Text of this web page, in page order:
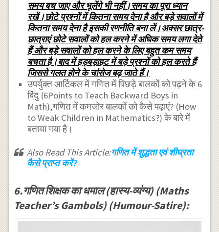
समय बच जाए और भूलेंगे भी नहीं।समय का पूरा ध्यान
रखें।छोटे प्रश्नों में कितना समय देना है और बड़े सवालों में
कितना समय देना है इसकी रणनीति बना लें।अक्सर छात्र-
छात्राएं छोटे सवालों को हल करने में अधिक समय लगा देते
हैं और बड़े सवालों को हल करने के लिए बहुत कम समय
बचता है।बाद में हड़बड़ाहट में बड़े प्रश्नों को हल करते हैं
जिससे गलत होने के चांसेज बढ़ जाते हैं।
उपर्युक्त आर्टिकल में गणित में पिछड़े बालकों को पढ़ने के 6
बिंदु (6Points to Teach Backward Boys in
Math),गणित में कमजोर बालकों को कैसे पढ़ाएं? (How
to Weak Children in Mathematics?) के बारे में
बताया गया है।
Also Read This Article:गणित में शुद्धता एवं शीघ्रता
कैसे प्राप्त करें?
6.गणित शिक्षक का धमाल (हास्य-व्यंग्य) (Maths
Teacher’s Gambols) (Humour-Satire):